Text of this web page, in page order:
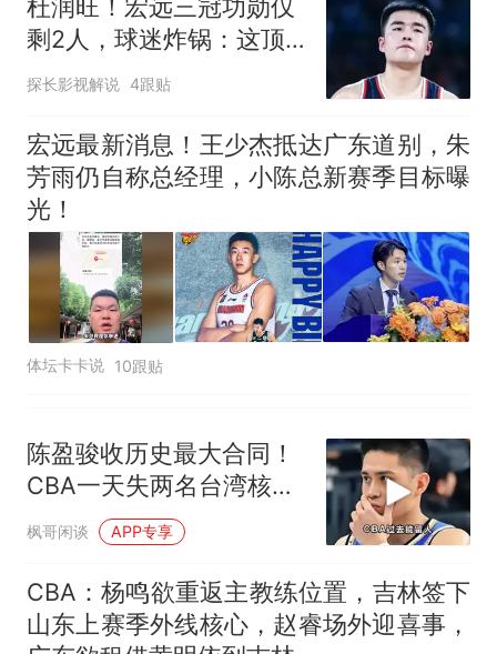
杜润旺！宏远三冠功勋仅
剩2人，球迷炸锅：这顶
薪给得真不冤
探长影视解说 4跟贴
宏远最新消息！王少杰抵达广东道别，朱
芳雨仍自称总经理，小陈总新赛季目标曝
光！
体坛卡卡说 10跟贴
陈盈骏收历史最大合同！
CBA一天失两名台湾核
心，吸引力迅速崩塌
枫哥闲谈 APP专享
CBA：杨鸣欲重返主教练位置，吉林签下
山东上赛季外线核心，赵睿场外迎喜事，